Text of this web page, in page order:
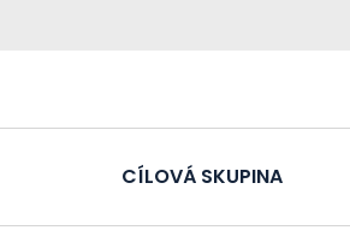
CÍLOVÁ SKUPINA